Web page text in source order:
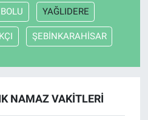
YAĞLIDERE
ŞEBİNKARAHİSAR
NAMAZ VAKITLERI